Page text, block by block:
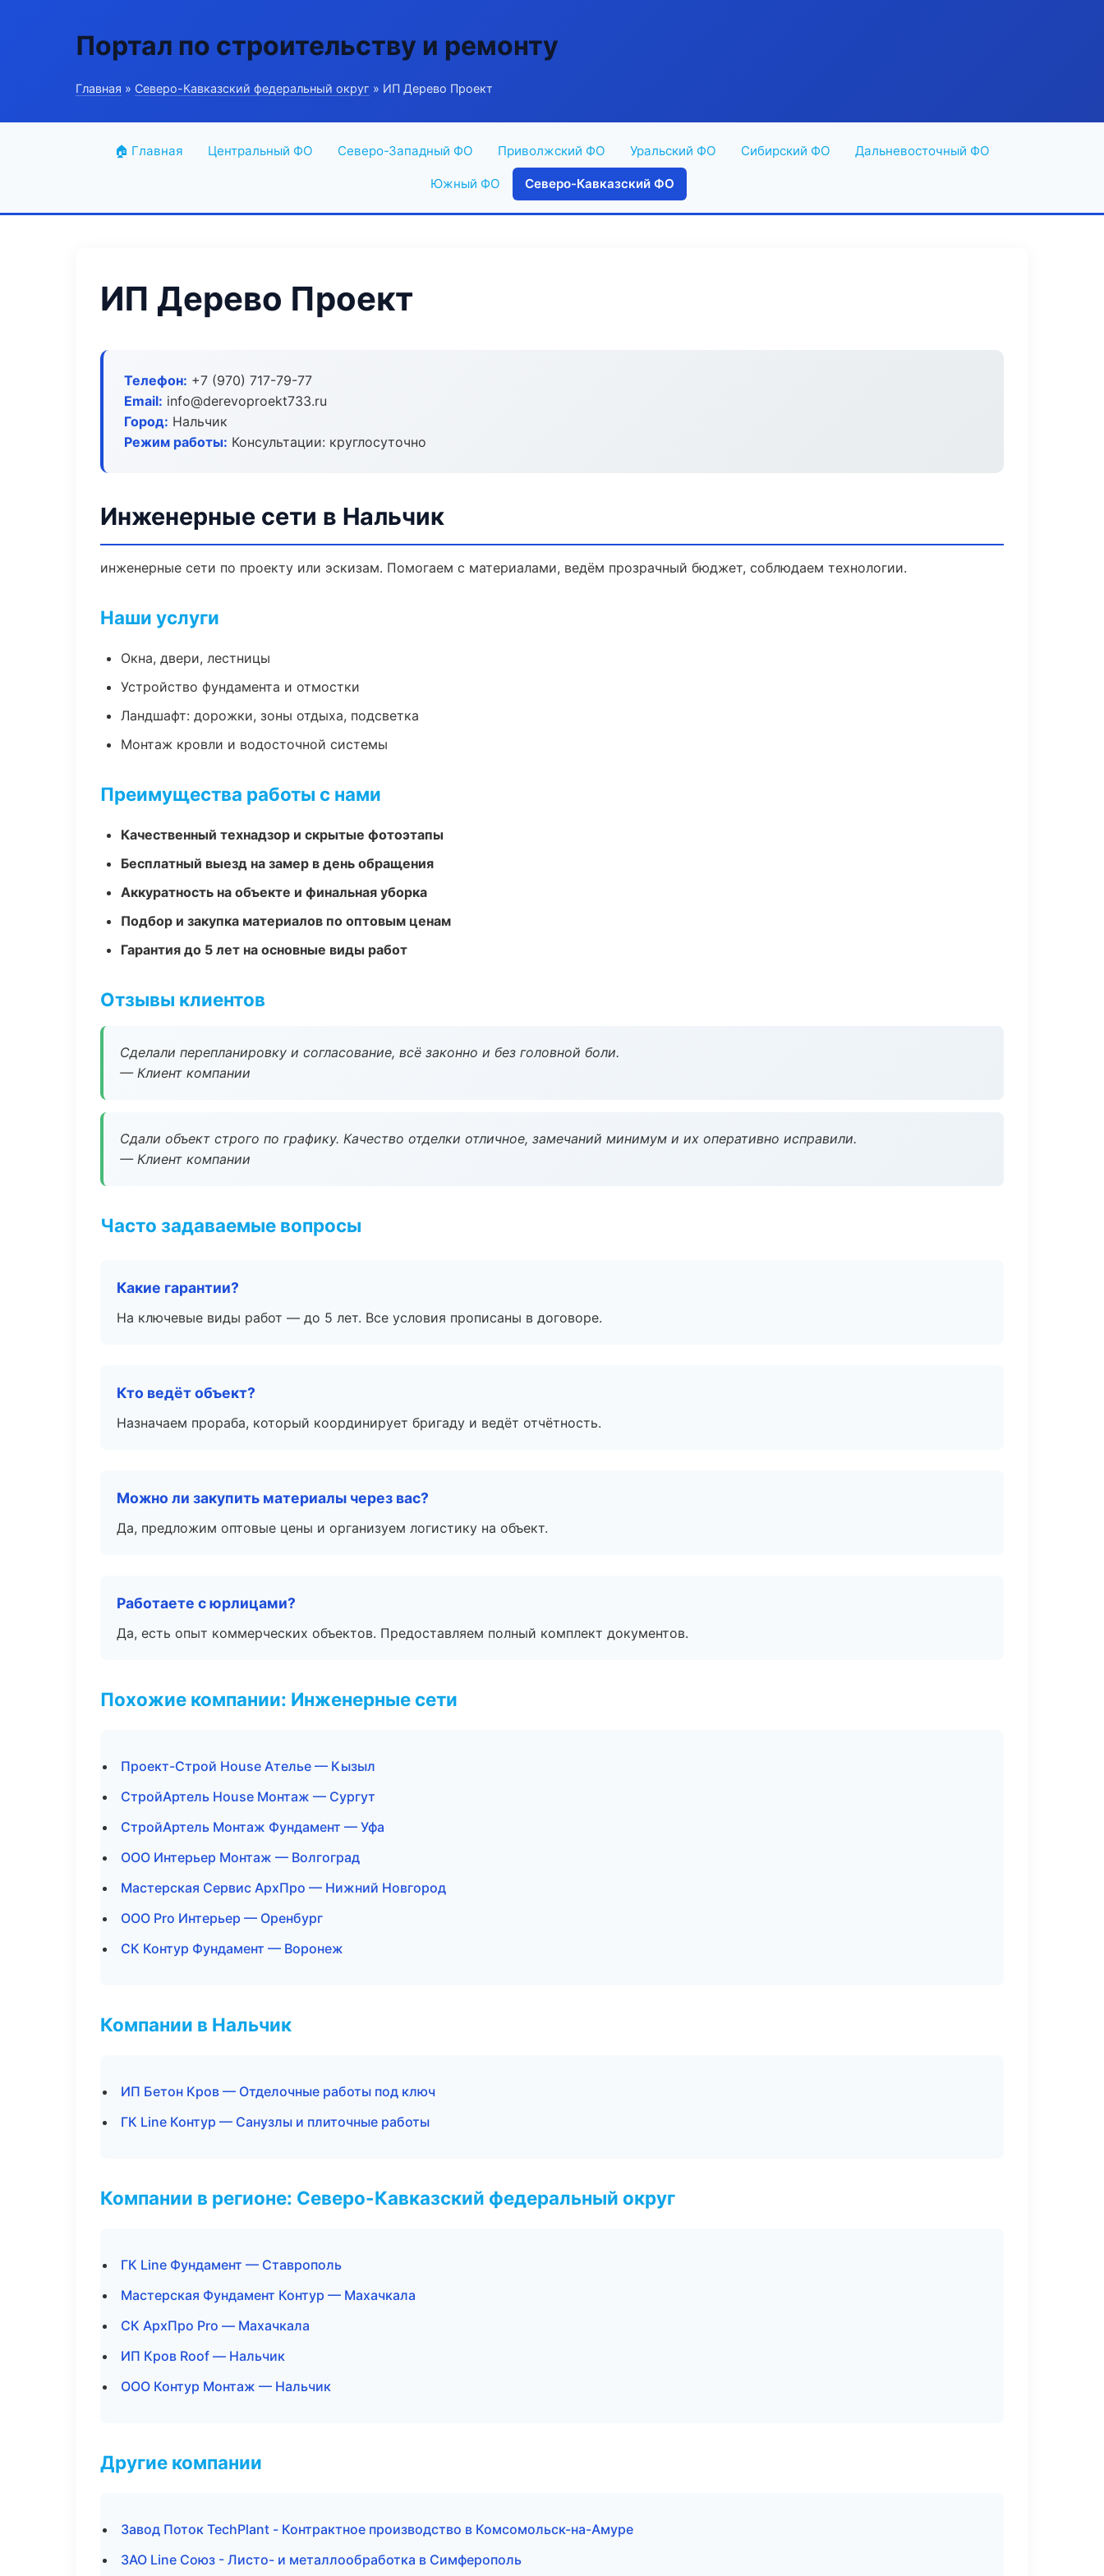
Портал по строительству и ремонту
Главная » Северо-Кавказский федеральный округ » ИП Дерево Проект
🏠 Главная Центральный ФО Северо-Западный ФО Приволжский ФО Уральский ФО Сибирский ФО Дальневосточный ФО
Южный ФО Северо-Кавказский ФО
ИП Дерево Проект
Телефон: +7 (970) 717-79-77
Email: info@derevoproekt733.ru
Город: Нальчик
Режим работы: Консультации: круглосуточно
Инженерные сети в Нальчик
инженерные сети по проекту или эскизам. Помогаем с материалами, ведём прозрачный бюджет, соблюдаем технологии.
Наши услуги
Окна, двери, лестницы
Устройство фундамента и отмостки
Ландшафт: дорожки, зоны отдыха, подсветка
Монтаж кровли и водосточной системы
Преимущества работы с нами
Качественный технадзор и скрытые фотоэтапы
Бесплатный выезд на замер в день обращения
Аккуратность на объекте и финальная уборка
Подбор и закупка материалов по оптовым ценам
Гарантия до 5 лет на основные виды работ
Отзывы клиентов
Сделали перепланировку и согласование, всё законно и без головной боли.
— Клиент компании
Сдали объект строго по графику. Качество отделки отличное, замечаний минимум и их оперативно исправили.
— Клиент компании
Часто задаваемые вопросы
Какие гарантии?
На ключевые виды работ — до 5 лет. Все условия прописаны в договоре.
Кто ведёт объект?
Назначаем прораба, который координирует бригаду и ведёт отчётность.
Можно ли закупить материалы через вас?
Да, предложим оптовые цены и организуем логистику на объект.
Работаете с юрлицами?
Да, есть опыт коммерческих объектов. Предоставляем полный комплект документов.
Похожие компании: Инженерные сети
Проект-Строй House Ателье — Кызыл
СтройАртель House Монтаж — Сургут
СтройАртель Монтаж Фундамент — Уфа
ООО Интерьер Монтаж — Волгоград
Мастерская Сервис АрхПро — Нижний Новгород
ООО Pro Интерьер — Оренбург
СК Контур Фундамент — Воронеж
Компании в Нальчик
ИП Бетон Кров — Отделочные работы под ключ
ГК Line Контур — Санузлы и плиточные работы
Компании в регионе: Северо-Кавказский федеральный округ
ГК Line Фундамент — Ставрополь
Мастерская Фундамент Контур — Махачкала
СК АрхПро Pro — Махачкала
ИП Кров Roof — Нальчик
ООО Контур Монтаж — Нальчик
Другие компании
Завод Поток TechPlant - Контрактное производство в Комсомольск-на-Амуре
ЗАО Line Союз - Листо- и металлообработка в Симферополь